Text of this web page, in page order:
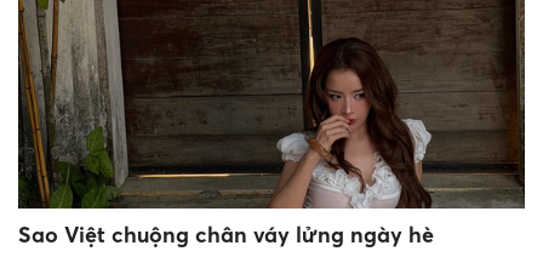
Sao Việt chuộng chân váy lửng ngày hè